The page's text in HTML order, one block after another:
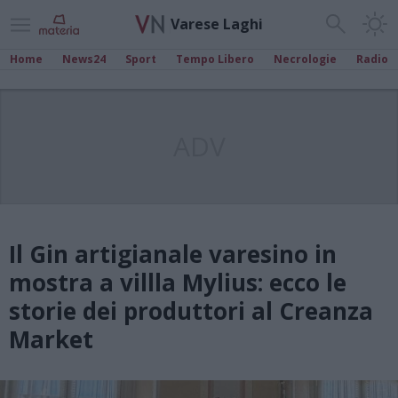
Varese Laghi
Home News24 Sport Tempo Libero Necrologie Radio
Il Gin artigianale varesino in
mostra a villla Mylius: ecco le
storie dei produttori al Creanza
Market